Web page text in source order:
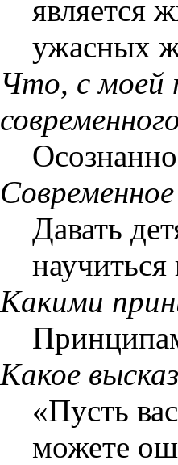
является
ужасных
Что, с моей
Давать
Какими
Какое
«Пусть
можете